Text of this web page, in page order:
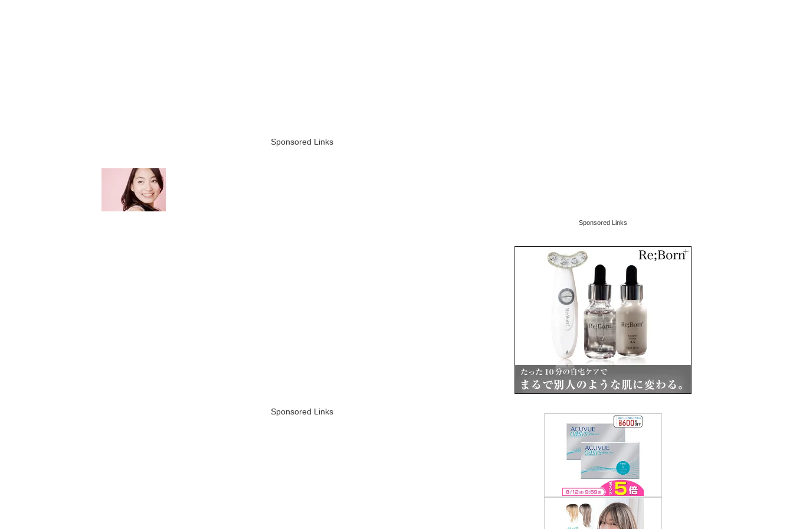
Sponsored Links
Sponsored Links
Sponsored Links